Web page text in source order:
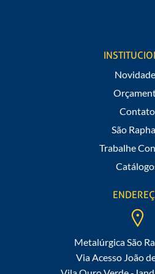
Contato
São
Trabalhe
Metalúrgica São
Via Acesso João